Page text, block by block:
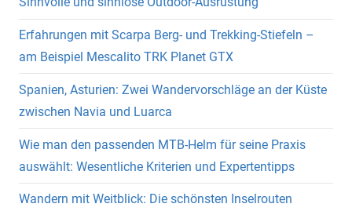
Erfahrungen mit Scarpa Berg- und Trekking-Stiefeln –
am Beispiel Mescalito TRK Planet GTX
Spanien, Asturien: Zwei Wandervorschläge an der Küste
zwischen Navia und Luarca
Wie man den passenden MTB-Helm für seine Praxis
auswählt: Wesentliche Kriterien und Expertentipps
Wandern mit Weitblick: Die schönsten Inselrouten